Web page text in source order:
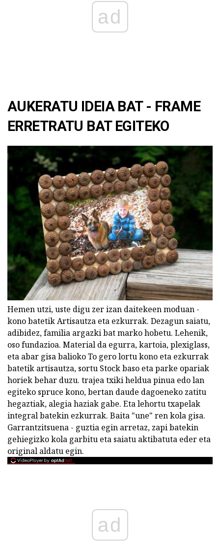
ad
AUKERATU IDEIA BAT - FRAME
ERRETRATU BAT EGITEKO
Hemen utzi, uste digu zer izan daitekeen moduan -
kono batetik Artisautza eta ezkurrak. Dezagun saiatu,
adibidez, familia argazki bat marko hobetu. Lehenik,
oso fundazioa. Material da egurra, kartoia, plexiglass,
eta abar gisa balioko To gero lortu kono eta ezkurrak
batetik artisautza, sortu Stock baso eta parke opariak
horiek behar duzu. trajea txiki heldua pinua edo lan
egiteko spruce kono, bertan daude dagoeneko zatitu
hegaztiak, alegia haziak gabe. Eta lehortu txapelak
integral batekin ezkurrak. Baita "une" ren kola gisa.
Garrantzitsuena - guztia egin arretaz, zapi batekin
gehiegizko kola garbitu eta saiatu aktibatuta eder eta
original aldatu egin.
ad